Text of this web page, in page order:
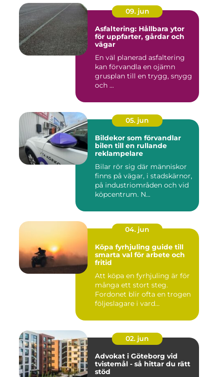
09. jun
Asfaltering: Hållbara ytor
för uppfarter, gårdar och
vägar
En väl planerad asfaltering
kan förvandla en ojämn
grusplan till en trygg, snygg
och ...
05. jun
Bildekor som förvandlar
bilen till en rullande
reklampelare
Bilar rör sig där människor
finns på vägar, i stadskärnor,
på industriområden och vid
köpcentrum. N...
04. jun
Köpa fyrhjuling guide till
smarta val för arbete och
fritid
Att köpa en fyrhjuling är för
många ett stort steg.
Fordonet blir ofta en trogen
följeslagare i vard...
02. jun
Advokat i Göteborg vid
tvistemål - så hittar du rätt
stöd